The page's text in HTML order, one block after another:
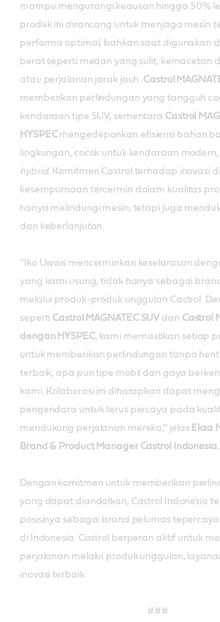
mampu mengurangi keausan hingga 50%
produk ini dirancang untuk menjaga mesin
performa optimal, bahkan saat digunakan
berat seperti medan yang sulit, kemacetan
atau perjalanan jarak jauh. Castrol
memberikan perlindungan yang tangguh
kendaraan tipe SUV, sementara Castrol
HYSPECmengedepankan efisiensi bahan
lingkungan, cocok untuk kendaraan
hybrid. Komitmen Castrol terhadap inovasi
kesempurnaan tercermin dalam kualitas
hanya melindungi mesin, tetapi juga
dan keberlanjutan.
“Iko Uwais mencerminkan keselarasan
yang kami usung, tidak hanya sebagai
melalui produk-produk unggulan Castrol.
seperti Castrol MAGNATEC SUV dan Castrol
dengan HYSPEC, kami memastikan setiap
untuk memberikan perlindungan tanpa
terbaik, apa pun tipe mobil dan gaya
kami. Kolaborasi ini diharapkan dapat
pengendara untuk terus percaya pada
mendukung perjalanan mereka,” jelas Ekza
Brand & Product Manager Castrol Indonesia.
Dengan komitmen untuk memberikan
yang dapat diandalkan, Castrol Indonesia
posisinya sebagai brand pelumas
di Indonesia. Castrol berperan aktif untuk
perjalanan melalui produk unggulan,
inovasi terbaik.
###